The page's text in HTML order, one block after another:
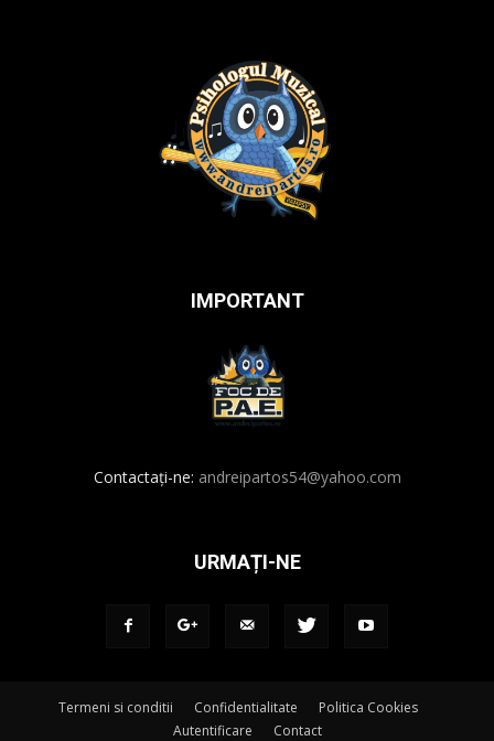
IMPORTANT
Contactați-ne: andreipartos54@yahoo.com
URMAȚI-NE
Termeni si conditii Confidentialitate
Politica Cookies
Autentificare
Contact